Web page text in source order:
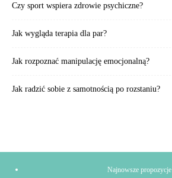
Czy sport wspiera zdrowie psychiczne?
Jak wygląda terapia dla par?
Jak rozpoznać manipulację emocjonalną?
Jak radzić sobie z samotnością po rozstaniu?
Najnowsze propozycje